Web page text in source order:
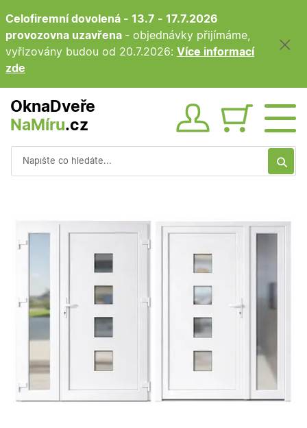
Celofiremní dovolená - 13.7 - 17.7.2026
provozovna uzavřena - objednávky přijímáme,
vyřizovány budou od 20.7.2026: Více informací
zde
OknaDveře
NaMíru.cz Obsah